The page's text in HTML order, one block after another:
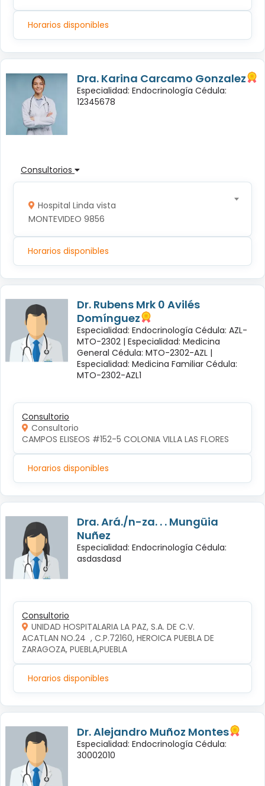
Horarios disponibles
Dra. Karina Carcamo Gonzalez
Especialidad: Endocrinología Cédula:
12345678
Consultorios
Hospital Linda vista
MONTEVIDEO 9856
Horarios disponibles
Dr. Rubens Mrk 0 Avilés
Domínguez
Especialidad: Endocrinología Cédula: AZL-
MTO-2302 | Especialidad: Medicina
General Cédula: MTO-2302-AZL |
Especialidad: Medicina Familiar Cédula:
MTO-2302-AZL1
Consultorio
Consultorio
CAMPOS ELISEOS #152-5 COLONIA VILLA LAS FLORES
Horarios disponibles
Dra. Ará./n-za. . . Mungüia
Nuñez
Especialidad: Endocrinología Cédula:
asdasdasd
Consultorio
UNIDAD HOSPITALARIA LA PAZ, S.A. DE C.V.
ACATLAN NO.24  , C.P.72160, HEROICA PUEBLA DE
ZARAGOZA, PUEBLA,PUEBLA
Horarios disponibles
Dr. Alejandro Muñoz Montes
Especialidad: Endocrinología Cédula:
30002010